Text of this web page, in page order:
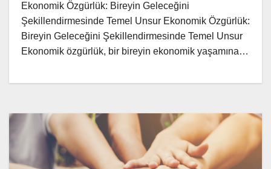
Ekonomik Özgürlük: Bireyin Geleceğini
Şekillendirmesinde Temel Unsur Ekonomik Özgürlük:
Bireyin Geleceğini Şekillendirmesinde Temel Unsur
Ekonomik özgürlük, bir bireyin ekonomik yaşamına…